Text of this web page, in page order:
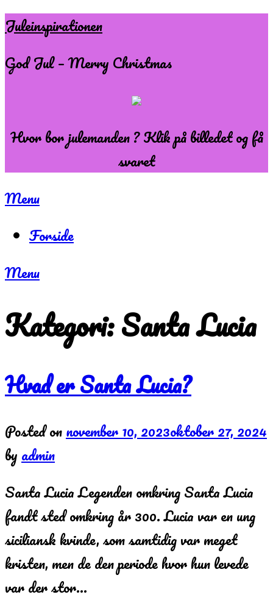
Skip
content
Juleinspirationen
God Jul – Merry Christmas
Hvor bor julemanden ? Klik på billedet og få
svaret
Menu
Forside
Menu
Kategori:Santa Lucia
Hvad er Santa Lucia?
Posted onnovember 10, 2023oktober 27, 2024
by admin
Santa Lucia Legenden omkring Santa Lucia
fandt sted omkring år 300. Lucia var en ung
siciliansk kvinde, som samtidig var meget
kristen, men de den periode hvor hun levede
var der stor…